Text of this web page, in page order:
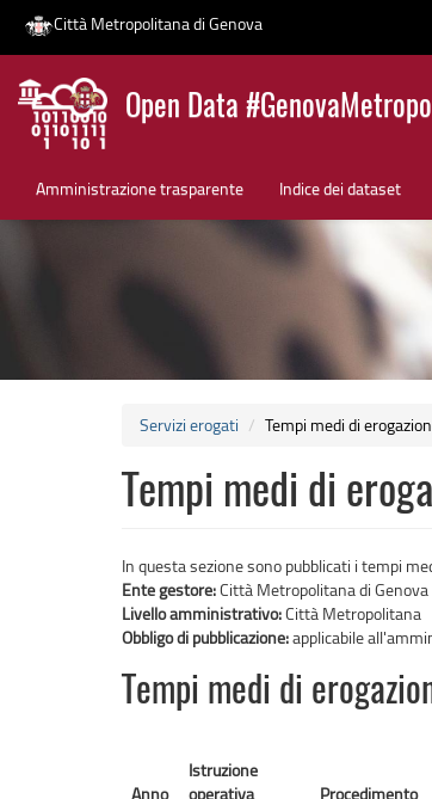
Salta
contenuto
Città Metropolitana di Genova
Open Data
Amministrazione trasparente Indice dei dataset
News
Servizi erogati Tempi medi di
Tempi medi di
In questa sezione sono pubblicati i tempi
Ente gestore:Città Metropolitana di Genova
Livello amministrativo:Città Metropolitana
Obbligo di pubblicazione:applicabile
Tempi medi di
Anno
Istruzione
operativa
Procedimento